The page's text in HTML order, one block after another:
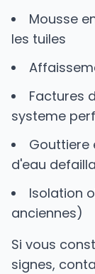
Mousse
les tuiles
Factures
systeme
Gouttiere
d'eau
Isolation
anciennes)
Si vous
signes,